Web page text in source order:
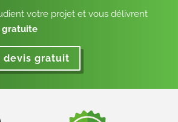
votre projet et vous délivrent
gratuite
devis gratuit